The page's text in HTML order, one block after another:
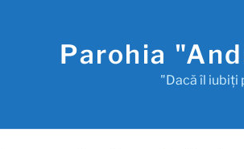
Parohia
"Dacă îl iubiţi